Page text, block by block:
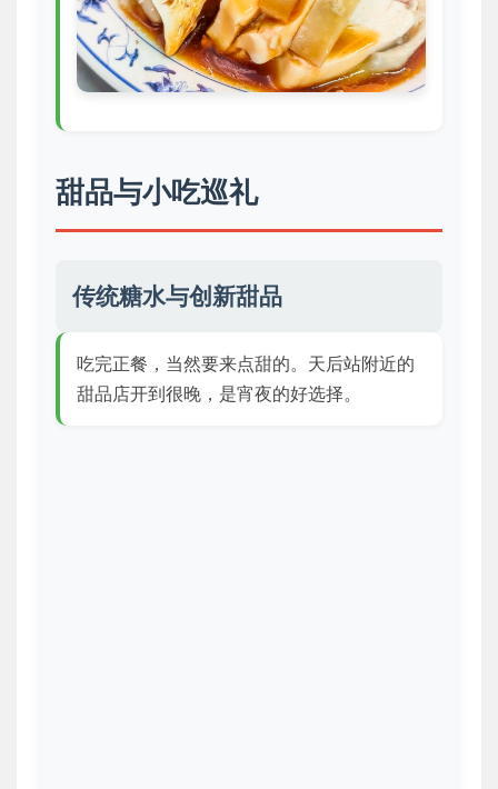
甜品与小吃巡礼
传统糖水与创新甜品
吃完正餐，当然要来点甜的。天后站附近的
甜品店开到很晚，是宵夜的好选择。